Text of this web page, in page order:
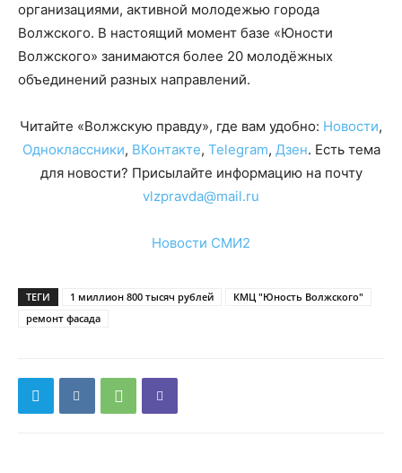
организациями, активной молодежью города
Волжского. В настоящий момент базе «Юности
Волжского» занимаются более 20 молодёжных
объединений разных направлений.
Читайте «Волжскую правду», где вам удобно: Новости,
Одноклассники, ВКонтакте, Telegram, Дзен. Есть тема
для новости? Присылайте информацию на почту
vlzpravda@mail.ru
Новости СМИ2
ТЕГИ 1 миллион 800 тысяч рублей
КМЦ "Юность Волжского"
ремонт фасада